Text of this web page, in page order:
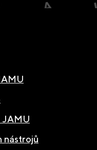
JAMU
nástrojů